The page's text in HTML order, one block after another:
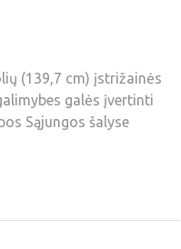
(139,7 cm) įstrižainės
galės įvertinti
Sąjungos šalyse